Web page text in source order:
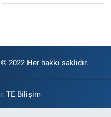
2022 Her hakkı saklıdır.
TE Bilişim